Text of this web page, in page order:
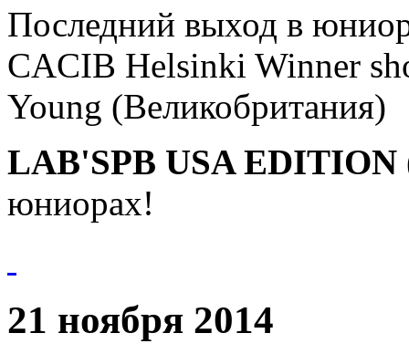
Последний выход в
CACIB Helsinki Winner
Young (Великобритания)
LAB'SPB USA EDITION
юниорах!
21 ноября 2014